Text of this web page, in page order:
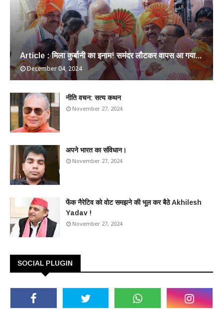
Article : मिला कुर्बानी का इनाम! समंदर लौटकर वापस आ गया...
December 04, 2024
​नीति वचन: सत्य कथन
November 27, 2024
अपने भारत का संविधान।
November 27, 2024
फेंक नैरेटिव को वोट समझने की भूल कर बैठे Akhilesh
Yadav !
November 27, 2024
SOCIAL PLUGIN